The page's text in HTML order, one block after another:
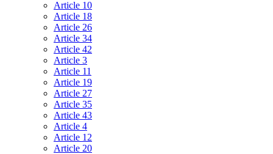
Article 10
Article 18
Article 26
Article 34
Article 42
Article 3
Article 11
Article 19
Article 27
Article 35
Article 43
Article 4
Article 12
Article 20